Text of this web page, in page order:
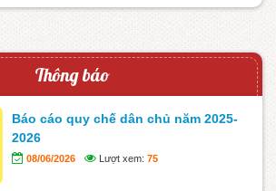
Thông báo
Báo cáo quy chế dân chủ năm 2025-
2026
08/06/2026 Lượt xem: 75